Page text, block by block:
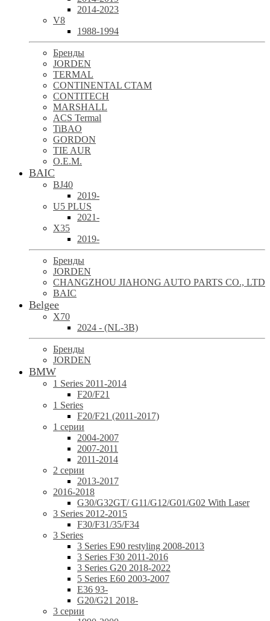
2014-2023
V8
1988-1994
Бренды
JORDEN
TERMAL
CONTINENTAL CTAM
CONTITECH
MARSHALL
ACS Termal
TiBAO
GORDON
TIE AUR
O.E.M.
BAIC
BJ40
2019-
U5 PLUS
2021-
X35
2019-
Бренды
JORDEN
CHANGZHOU JIAHONG AUTO PARTS CO., LTD
BAIC
Belgee
X70
2024 - (NL-3B)
Бренды
JORDEN
BMW
1 Series 2011-2014
F20/F21
1 Series
F20/F21 (2011-2017)
1 серии
2004-2007
2007-2011
2011-2014
2 серии
2013-2017
2016-2018
G30/G32GT/ G11/G12/G01/G02 With Laser
3 Series 2012-2015
F30/F31/35/F34
3 Series
3 Series E90 restyling 2008-2013
3 Series F30 2011-2016
3 Series G20 2018-2022
5 Series E60 2003-2007
E36 93-
G20/G21 2018-
3 серии